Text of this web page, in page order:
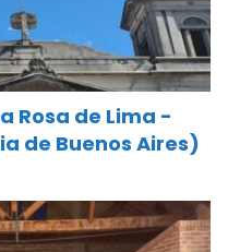
Rosa de Lima -
de Buenos Aires)